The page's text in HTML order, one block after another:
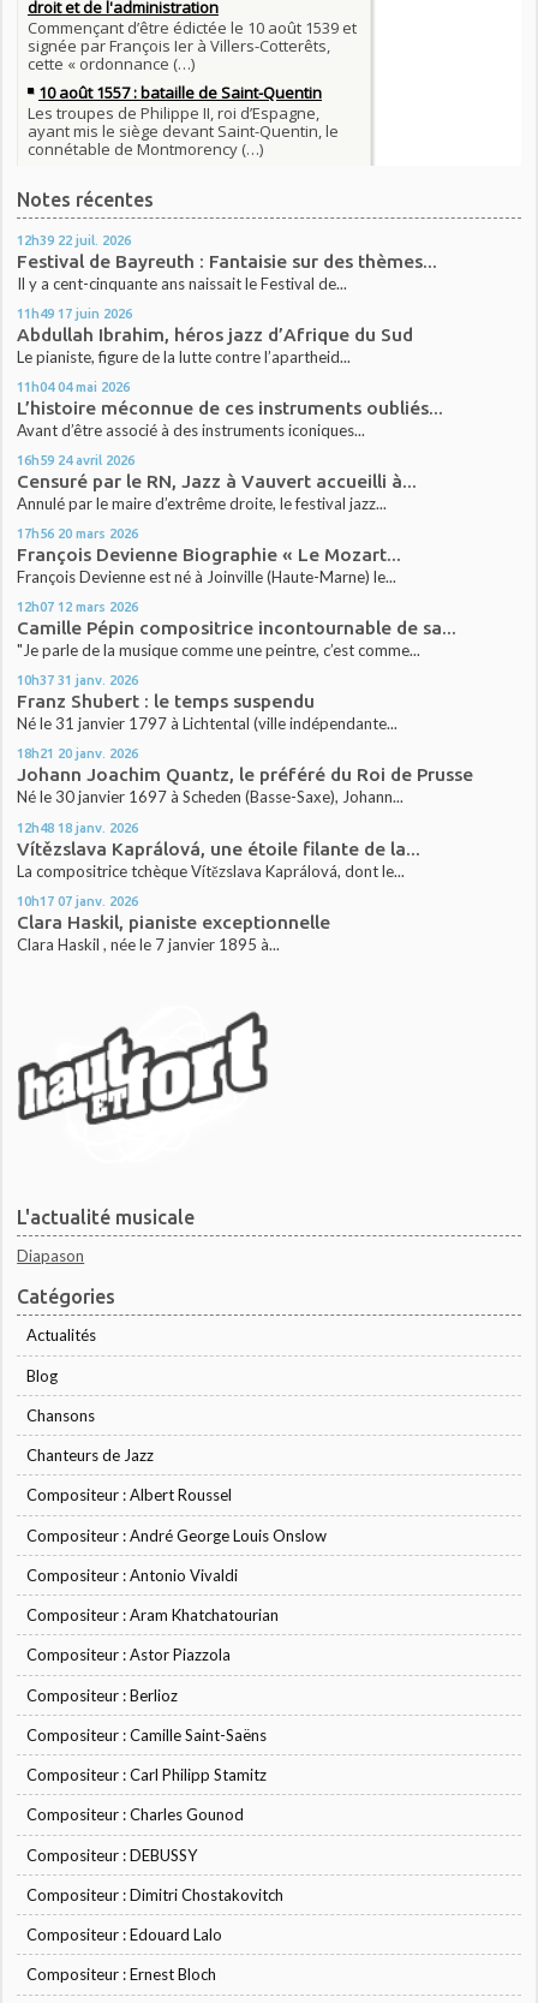
Notes récentes
12h39 22 juil. 2026
Festival de Bayreuth : Fantaisie sur des thèmes...
Il y a cent-cinquante ans naissait le Festival de...
11h49 17 juin 2026
Abdullah Ibrahim, héros jazz d’Afrique du Sud
Le pianiste, figure de la lutte contre l’apartheid...
11h04 04 mai 2026
L’histoire méconnue de ces instruments oubliés...
Avant d’être associé à des instruments iconiques...
16h59 24 avril 2026
Censuré par le RN, Jazz à Vauvert accueilli à...
Annulé par le maire d’extrême droite, le festival jazz...
17h56 20 mars 2026
François Devienne Biographie « Le Mozart...
François Devienne est né à Joinville (Haute-Marne) le...
12h07 12 mars 2026
Camille Pépin compositrice incontournable de sa...
"Je parle de la musique comme une peintre, c’est comme...
10h37 31 janv. 2026
Franz Shubert : le temps suspendu
Né le 31 janvier 1797 à Lichtental (ville indépendante...
18h21 20 janv. 2026
Johann Joachim Quantz, le préféré du Roi de Prusse
Né le 30 janvier 1697 à Scheden (Basse-Saxe), Johann...
12h48 18 janv. 2026
Vítězslava Kaprálová, une étoile filante de la...
La compositrice tchèque Vítězslava Kaprálová, dont le...
10h17 07 janv. 2026
Clara Haskil, pianiste exceptionnelle
Clara Haskil , née le 7 janvier 1895 à...
L'actualité musicale
Diapason
Catégories
Actualités
Blog
Chansons
Chanteurs de Jazz
Compositeur : Albert Roussel
Compositeur : André George Louis Onslow
Compositeur : Antonio Vivaldi
Compositeur : Aram Khatchatourian
Compositeur : Astor Piazzola
Compositeur : Berlioz
Compositeur : Camille Saint-Saëns
Compositeur : Carl Philipp Stamitz
Compositeur : Charles Gounod
Compositeur : DEBUSSY
Compositeur : Dimitri Chostakovitch
Compositeur : Edouard Lalo
Compositeur : Ernest Bloch